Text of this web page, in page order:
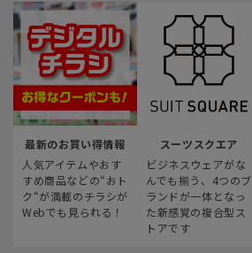
最新のお買い得情報
人気アイテムやおす
すめ商品などの“おト
ク“が満載のチラシが
Webでも見られる！
スーツスクエア
ビジネスウェアがな
んでも揃う、4つのブ
ランドが一体となっ
た新感覚の複合型ス
トアです